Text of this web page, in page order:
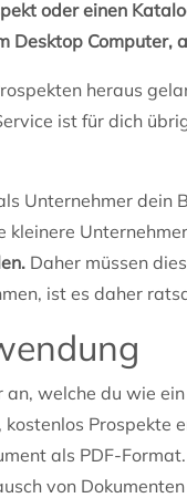
oder einen
Desktop Computer,
heraus
ist für dich
Unternehmer
kleinere
Daher müssen
ist es daher
an, welche du wie
Prospekte
als PDF-
von